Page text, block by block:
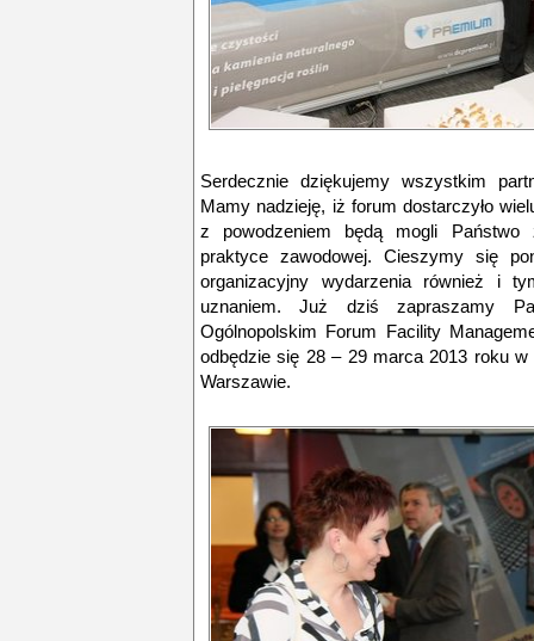
Serdecznie dziękujemy wszystkim
Mamy nadzieję, iż forum dostarczyło
z powodzeniem będą mogli Państwo
praktyce zawodowej. Cieszymy się
organizacyjny wydarzenia również i
uznaniem. Już dziś zapraszamy
Ogólnopolskim Forum Facility
odbędzie się 28 – 29 marca 2013 roku
Warszawie.